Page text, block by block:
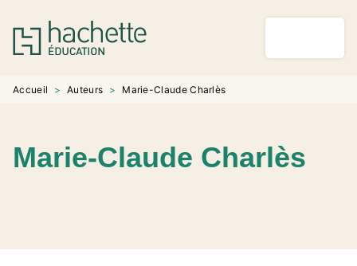
MENU RECHERCHE
PIED DE PAGE
Accueil > Auteurs > Marie-Claude Charlès
Marie-Claude Charlès